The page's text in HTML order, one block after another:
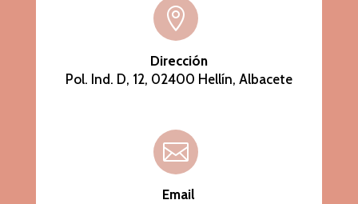

Dirección
Pol. Ind. D, 12, 02400 Hellín, Albacete

Email